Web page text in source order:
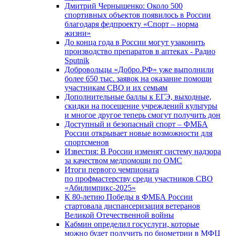
Дмитрий Чернышенко: Около 500
спортивных объектов появилось в России
благодаря федпроекту «Спорт – норма
жизни»
До конца года в России могут узаконить
производство препаратов в аптеках - Радио
Sputnik
Добровольцы «Добро.РФ» уже выполнили
более 650 тыс. заявок на оказание помощи
участникам СВО и их семьям
Дополнительные баллы к ЕГЭ, выходные,
скидки на посещение учреждений культуры
и многое другое теперь смогут получить дон
Доступный и безопасный спорт – ФМБА
России открывает новые возможности для
спортсменов
Известия: В России изменят систему надзора
за качеством медпомощи по ОМС
Итоги первого чемпионата
по профмастерству среди участников СВО
«Абилимпикс-2025»
К 80-летию Победы в ФМБА России
стартовала диспансеризация ветеранов
Великой Отечественной войны
Кабмин определил госуслуги, которые
можно будет получить по биометрии в МФЦ